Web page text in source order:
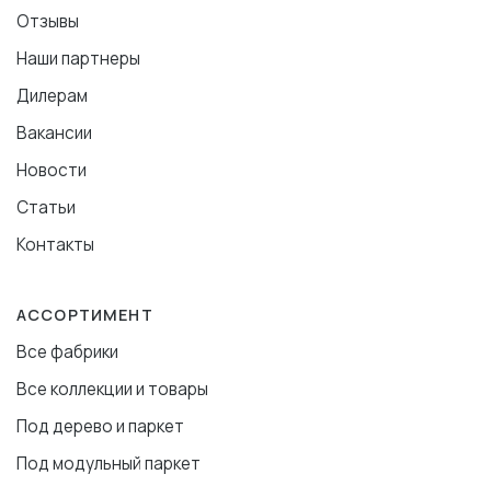
Отзывы
Наши партнеры
Дилерам
Вакансии
Новости
Статьи
Контакты
АССОРТИМЕНТ
Все фабрики
Все коллекции и товары
Под дерево и паркет
Под модульный паркет